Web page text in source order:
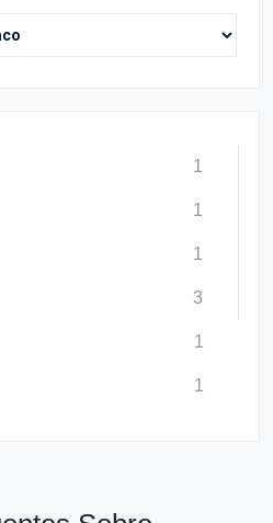
1
1
1
3
1
1